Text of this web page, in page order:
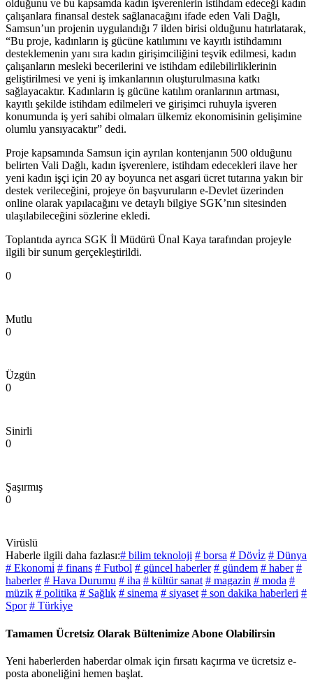
olduğunu ve bu kapsamda kadın işverenlerin istihdam edeceği kadın
çalışanlara finansal destek sağlanacağını ifade eden Vali Dağlı,
Samsun’un projenin uygulandığı 7 ilden birisi olduğunu hatırlatarak,
“Bu proje, kadınların iş gücüne katılımını ve kayıtlı istihdamını
desteklemenin yanı sıra kadın girişimciliğini teşvik edilmesi, kadın
çalışanların mesleki becerilerini ve istihdam edilebilirliklerinin
geliştirilmesi ve yeni iş imkanlarının oluşturulmasına katkı
sağlayacaktır. Kadınların iş gücüne katılım oranlarının artması,
kayıtlı şekilde istihdam edilmeleri ve girişimci ruhuyla işveren
konumunda iş yeri sahibi olmaları ülkemiz ekonomisinin gelişimine
olumlu yansıyacaktır” dedi.
Proje kapsamında Samsun için ayrılan kontenjanın 500 olduğunu
belirten Vali Dağlı, kadın işverenlere, istihdam edecekleri ilave her
yeni kadın işçi için 20 ay boyunca net asgari ücret tutarına yakın bir
destek verileceğini, projeye ön başvuruların e-Devlet üzerinden
online olarak yapılacağını ve detaylı bilgiye SGK’nın sitesinden
ulaşılabileceğini sözlerine ekledi.
Toplantıda ayrıca SGK İl Müdürü Ünal Kaya tarafından projeyle
ilgili bir sunum gerçekleştirildi.
0
Mutlu
0
Üzgün
0
Sinirli
0
Şaşırmış
0
Virüslü
Haberle ilgili daha fazlası:# bilim teknoloji # borsa # Dövi̇z # Dünya
# Ekonomi̇ # finans # Futbol # güncel haberler # gündem # haber #
haberler # Hava Durumu # iha # kültür sanat # magazin # moda #
müzik # politika # Sağlık # sinema # siyaset # son dakika haberleri #
Spor # Türki̇ye
Tamamen Ücretsiz Olarak Bültenimize Abone Olabilirsin
Yeni haberlerden haberdar olmak için fırsatı kaçırma ve ücretsiz e-
posta aboneliğini hemen başlat.